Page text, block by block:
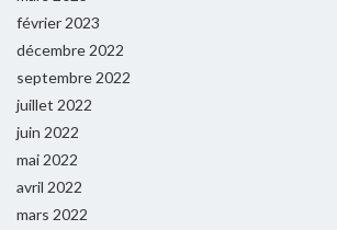
février 2023
décembre 2022
septembre 2022
juillet 2022
juin 2022
mai 2022
avril 2022
mars 2022